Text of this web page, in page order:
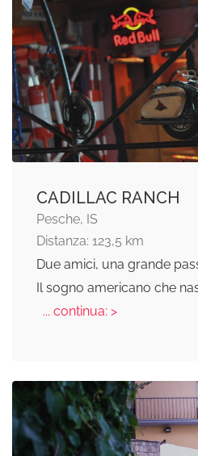
CADILLAC RANCH
Pesche, IS
Distanza: 123,5 km
Due amici, una grande
Il sogno americano che
... continua: >